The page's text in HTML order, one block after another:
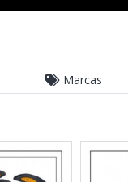
Marcas